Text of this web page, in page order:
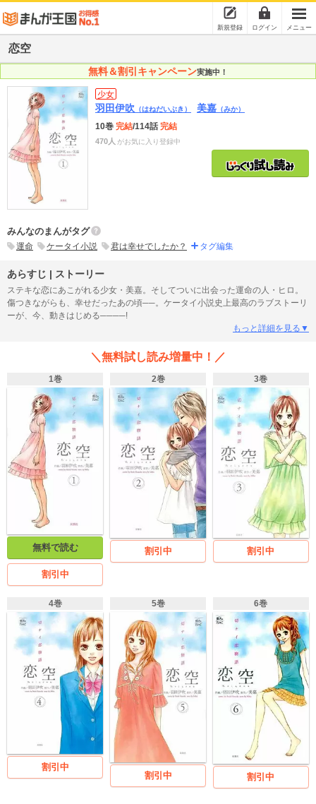
新規登録 ログイン メニュー
恋空
無料＆割引キャンペーン実施中！
少女
羽田伊吹 （はねだいぶき） 美嘉 （みか）
10巻 完結/114話完結
470人 がお気に入り登録中
みんなのまんがタグ
運命 ケータイ小説 君は幸せでしたか？ タグ編集
あらすじ | ストーリー
ステキな恋にあこがれる少女・美嘉。そしてついに出会った運命の人・ヒロ。
傷つきながらも、幸せだったあの頃──。ケータイ小説史上最高のラブストーリ
ーが、今、動きはじめる────!
もっと詳細を見る▼
＼無料試し読み増量中！／
1巻
無料で読む
割引中
2巻
割引中
3巻
割引中
4巻
割引中
5巻
割引中
6巻
割引中